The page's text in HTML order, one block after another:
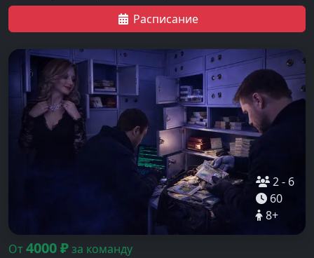
Расписание
2- 6
60
8+
От4000₽за команду